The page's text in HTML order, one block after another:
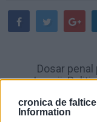
cronica de
Information
Dosar
Luncii.
România
provocate de